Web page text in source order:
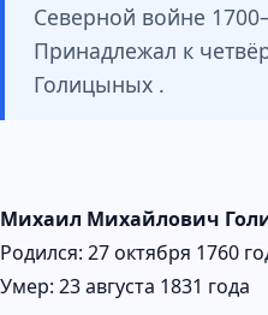
Северной войне
Принадлежал к
Голицыных .
Михаил Михайлович
Родился: 27 октября 1760
Умер: 23 августа 1831 года